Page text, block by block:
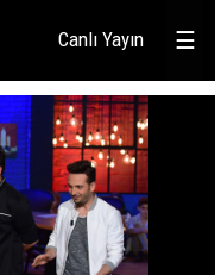
☰
Canlı Yayın